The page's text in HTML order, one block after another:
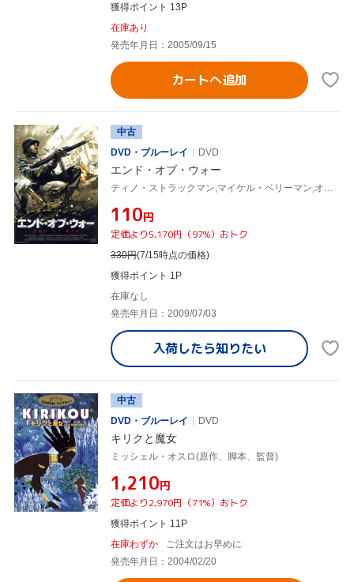
獲得ポイント 13P
在庫あり
発売年月日：2005/09/15
カートへ追加
中古
DVD・ブルーレイ
DVD
エンド・オブ・ウォー
¥110円
定価より5,170円（97%）おトク
330円(7/15時点の価格)
獲得ポイント 1P
在庫なし
発売年月日：2009/07/03
入荷したら知りたい
中古
DVD・ブルーレイ
DVD
キリクと魔女
ミッシェル・オスロ(原作、脚本、監督)
¥1,210円
定価より2,970円（71%）おトク
獲得ポイント 11P
在庫わずか
ご注文はお早めに
発売年月日：2004/02/20